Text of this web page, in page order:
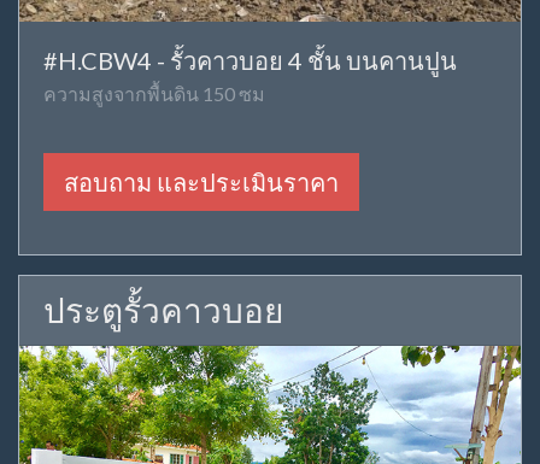
#H.CBW4 - รั้วคาวบอย 4 ชั้น บนคานปูน
ความสูงจากพื้นดิน 150 ซม
สอบถาม และประเมินราคา
ประตูรั้วคาวบอย